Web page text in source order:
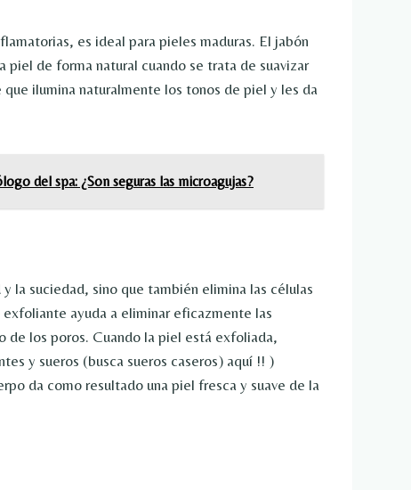
es ideal para pieles maduras. El jabón
piel de forma natural cuando se trata de suavizar
que ilumina naturalmente los tonos de piel y les da
del spa: ¿Son seguras las microagujas?
la suciedad, sino que también elimina las células
ayuda a eliminar eficazmente las
de los poros. Cuando la piel está exfoliada,
y sueros (busca sueros caseros) aquí !! )
da como resultado una piel fresca y suave de la